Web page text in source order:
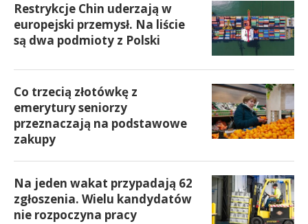
Restrykcje Chin uderzają w
europejski przemysł. Na liście
są dwa podmioty z Polski
Co trzecią złotówkę z
emerytury seniorzy
przeznaczają na podstawowe
zakupy
Na jeden wakat przypadają 62
zgłoszenia. Wielu kandydatów
nie rozpoczyna pracy